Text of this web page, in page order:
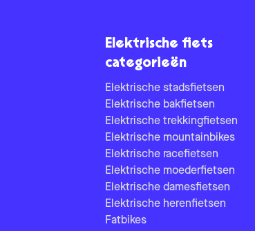
Elektrische fiets
categorieën
Elektrische stadsfietsen
Elektrische bakfietsen
Elektrische trekkingfietsen
Elektrische mountainbikes
Elektrische racefietsen
Elektrische moederfietsen
Elektrische damesfietsen
Elektrische herenfietsen
Fatbikes